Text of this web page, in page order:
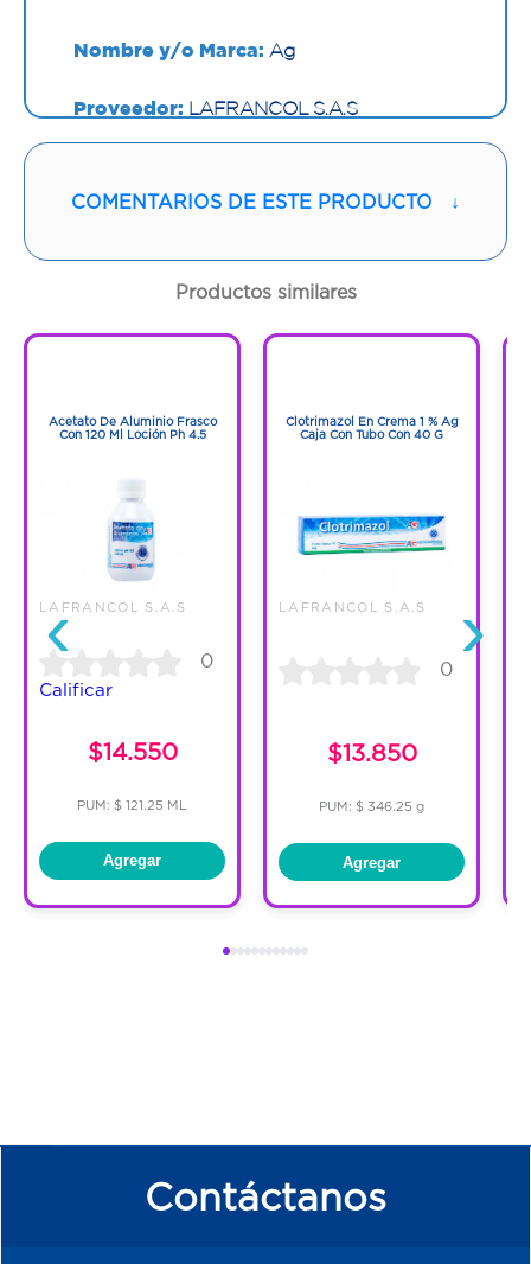
Nombre y/o Marca: Ag
Proveedor: LAFRANCOL S.A.S
1 Frasco
Código:1010737
COMENTARIOS DE ESTE PRODUCTO ↓
Productos similares
‹
Acetato De Aluminio Frasco
Con 120 Ml Loción Ph 4.5
LAFRANCOL S.A.S
0
Calificar
$14.550
PUM: $ 121.25 ML
Agregar
Clotrimazol En Crema 1 % Ag
Caja Con Tubo Con 40 G
LAFRANCOL S.A.S
0
$13.850
PUM: $ 346.25 g
Agregar
›
Contáctanos